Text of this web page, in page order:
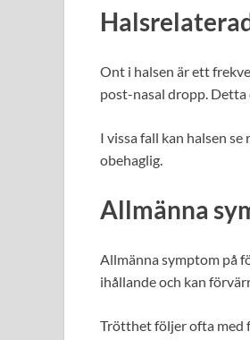
Ont i halsen är ett
post-nasal dropp. Detta
I vissa fall kan halsen
obehaglig.
Allmänna
Allmänna symptom på
ihållande och kan
Trötthet följer ofta med